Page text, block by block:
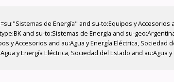
de Energía" and su-to:Equipos y Accesorios
and su-to:Sistemas de Energía and su-
y Accesorios and au:Agua y Energía Eléctrica,
y Energía Eléctrica, Sociedad del Estado and au:Agua